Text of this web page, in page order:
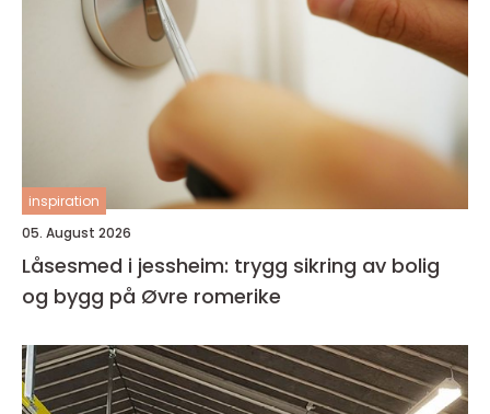
inspiration
05. August 2026
Låsesmed i jessheim: trygg sikring av bolig
og bygg på Øvre romerike